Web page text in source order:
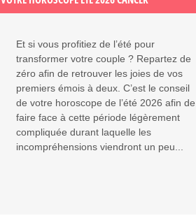
Et si vous profitiez de l’été pour
transformer votre couple ? Repartez de
zéro afin de retrouver les joies de vos
premiers émois à deux. C’est le conseil
de votre horoscope de l’été 2026 afin de
faire face à cette période légèrement
compliquée durant laquelle les
incompréhensions viendront un peu...